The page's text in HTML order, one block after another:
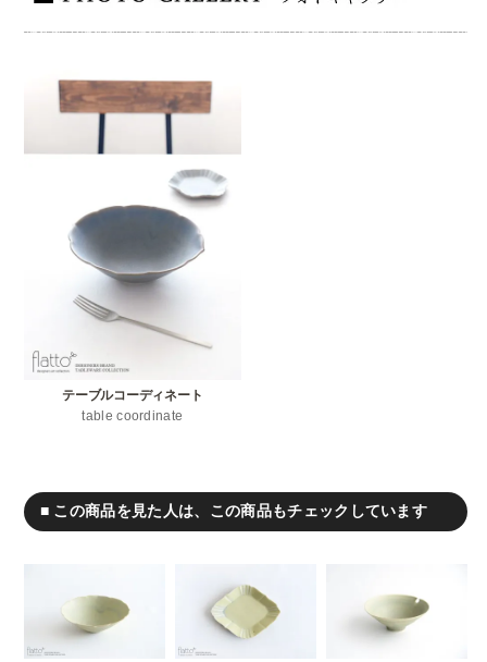
テーブルコーディネート
table coordinate
■ この商品を見た人は、この商品もチェックしています